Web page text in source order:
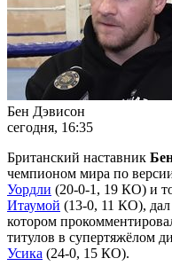
Бен Дэвисон
сегодня, 16:35
Британский наставник
чемпионом мира по
Уордли (20-0-1, 19 КО) и
Итаумой (13-0, 11 КО),
котором
титулов в супертяжёлом
Усика (24-0, 15 КО).